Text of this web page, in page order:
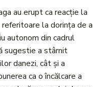
au erupt ca reacție la
la dorința de a
autonom din cadrul
sugestie a stârnit
danezi, cât și a
ca o încălcare a